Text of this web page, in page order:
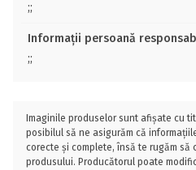
;;
Informații persoană
;;
Imaginile produselor sunt afișate cu
posibilul să ne asigurăm că
corecte și complete, însă te rugăm
produsului. Producătorul poate